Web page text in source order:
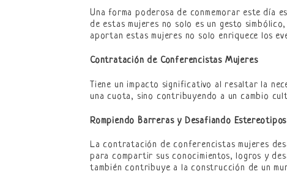
Una forma poderosa de conmemorar este día
de estas mujeres no solo es un gesto
aportan estas mujeres no solo enriquece los
Contratación de Conferencistas Mujeres
Tiene un impacto significativo al resaltar la
una cuota, sino contribuyendo a un cambio
Rompiendo Barreras y Desafiando Estereotipos
La contratación de conferencistas mujeres
para compartir sus conocimientos, logros y
también contribuye a la construcción de un